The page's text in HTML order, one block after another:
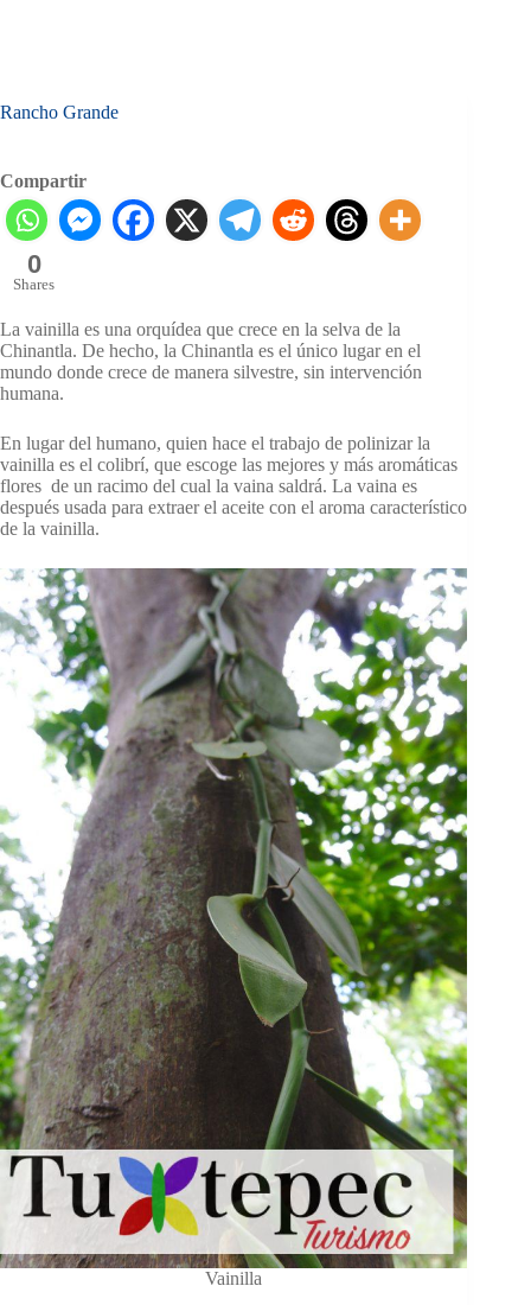
Rancho Grande
Compartir
0
Shares
La vainilla es una orquídea que crece en la selva de la
Chinantla. De hecho, la Chinantla es el único lugar en el
mundo donde crece de manera silvestre, sin intervención
humana.
En lugar del humano, quien hace el trabajo de polinizar la
vainilla es el colibrí, que escoge las mejores y más aromáticas
flores de un racimo del cual la vaina saldrá. La vaina es
después usada para extraer el aceite con el aroma característico
de la vainilla.
Vainilla